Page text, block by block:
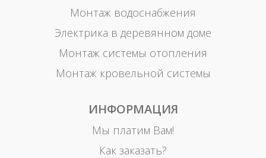
Монтаж водоснабжения
Электрика в деревянном доме
Монтаж системы отопления
Монтаж кровельной системы
ИНФОРМАЦИЯ
Мы платим Вам!
Как заказать?